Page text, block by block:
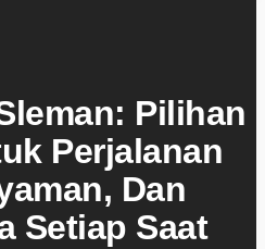
Pilihan
Perjalanan
Dan
Setiap Saat